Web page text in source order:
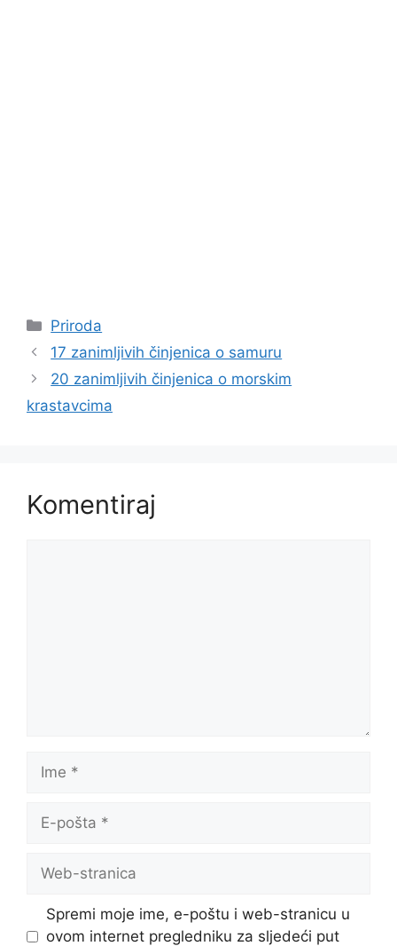
Kategorije
Priroda
17 zanimljivih činjenica o samuru
20 zanimljivih činjenica o morskim
krastavcima
Komentiraj
pošta
stranica
Spremi moje ime, e-poštu i web-stranicu u
ovom internet pregledniku za sljedeći put